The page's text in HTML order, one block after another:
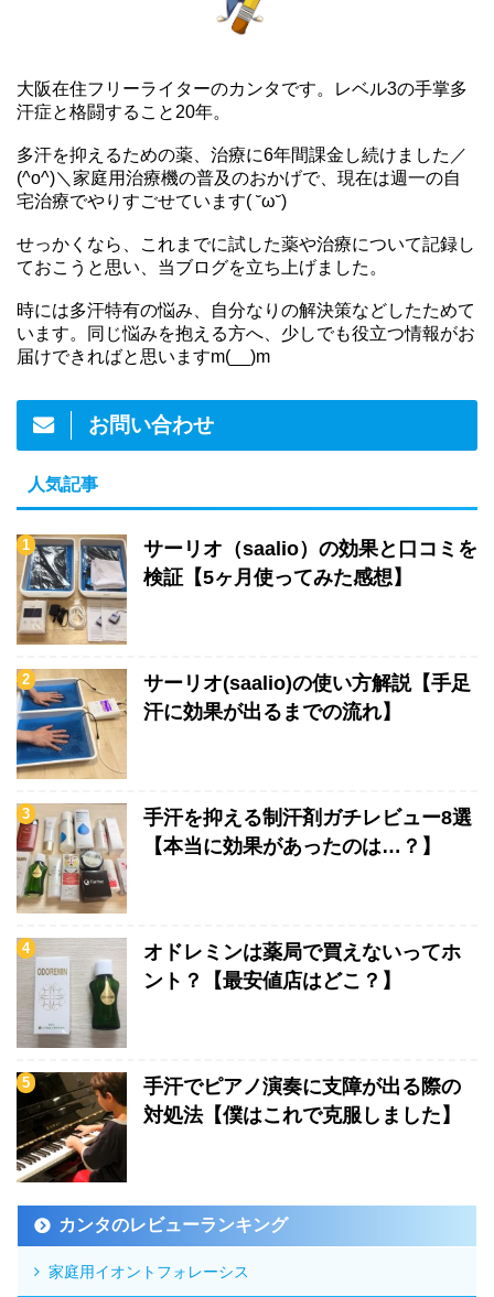
大阪在住フリーライターのカンタです。レベル3の手掌多
汗症と格闘すること20年。
多汗を抑えるための薬、治療に6年間課金し続けました／
(^o^)＼家庭用治療機の普及のおかげで、現在は週一の自
宅治療でやりすごせています( ˘ω˘)
せっかくなら、これまでに試した薬や治療について記録し
ておこうと思い、当ブログを立ち上げました。
時には多汗特有の悩み、自分なりの解決策などしたためて
います。同じ悩みを抱える方へ、少しでも役立つ情報がお
届けできればと思いますm(__)m
お問い合わせ
人気記事
サーリオ（saalio）の効果と口コミを
検証【5ヶ月使ってみた感想】
サーリオ(saalio)の使い方解説【手足
汗に効果が出るまでの流れ】
手汗を抑える制汗剤ガチレビュー8選
【本当に効果があったのは…？】
オドレミンは薬局で買えないってホ
ント？【最安値店はどこ？】
手汗でピアノ演奏に支障が出る際の
対処法【僕はこれで克服しました】
カンタのレビューランキング
家庭用イオントフォレーシス